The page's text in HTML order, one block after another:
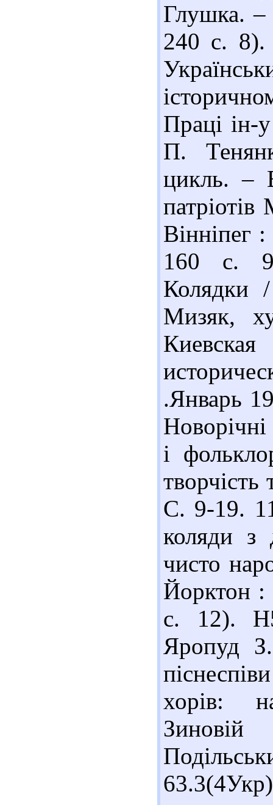
Глушка.
240 с.
Праці ін-
П.
цикль. –
Вінніпег
160 с.
Колядки
Мизяк,
.Январь
Новорічні
і
С. 9-19.
коляди з
чисто
Йорктон :
с. 12).
Яропуд
хорів: